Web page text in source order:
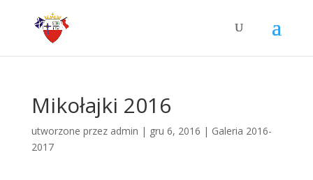
Mikołajki 2016
utworzone przez admin | gru 6, 2016 | Galeria 2016-
2017